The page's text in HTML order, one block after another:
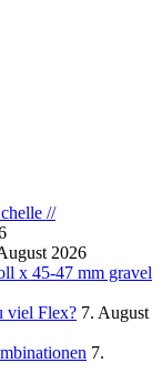
//
2026
x 45-47 mm gravel
viel Flex? 7. August
7.